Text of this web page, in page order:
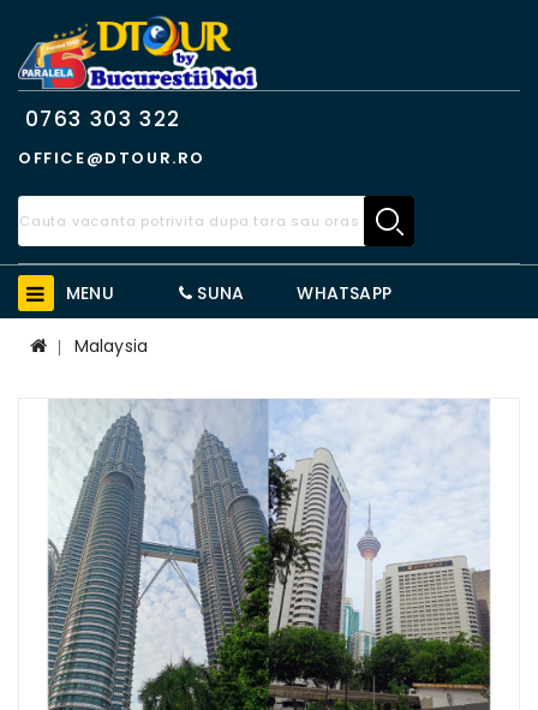
0763 303 322
OFFICE@DTOUR.RO
MENU SUNA WHATSAPP
Malaysia